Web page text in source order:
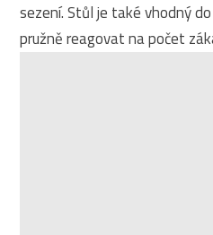
sezení. Stůl je také vhodný
pružně reagovat na počet